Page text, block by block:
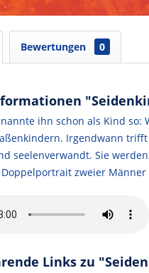
Bewertungen 0
ihn schon als Kind so:
Irgendwann
seelenverwandt. Sie
zweier
Links zu